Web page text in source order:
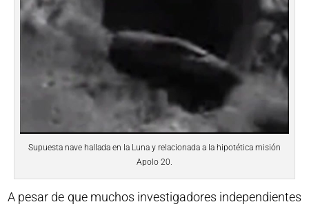
Supuesta nave hallada en la Luna y relacionada a la hipotética misión
Apolo 20.
A pesar de que muchos investigadores independientes